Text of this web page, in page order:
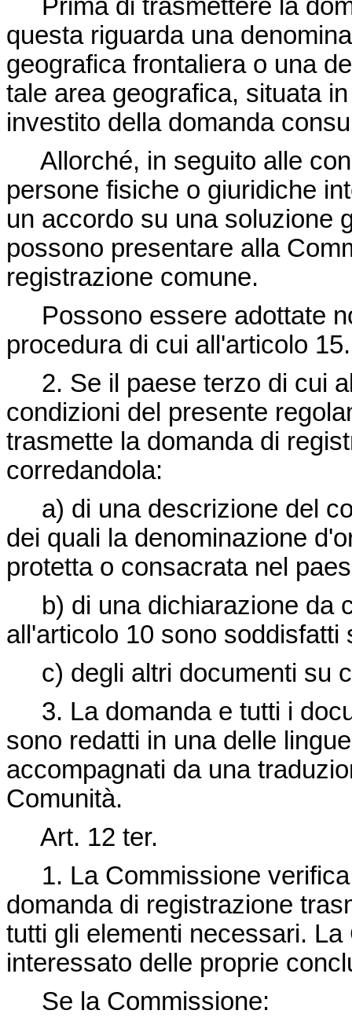
Prima di trasmettere la
questa riguarda una
geografica frontaliera o una
tale area geografica, situata
investito della domanda
Allorché, in seguito alle
persone fisiche o giuridiche
un accordo su una soluzione
possono presentare alla
registrazione comune.
Possono essere adottate
procedura di cui all'articolo 15.
2. Se il paese terzo di cui
condizioni del presente
trasmette la domanda di
corredandola:
a) di una descrizione del
dei quali la denominazione
protetta o consacrata nel
b) di una dichiarazione da
all'articolo 10 sono soddisfatti
c) degli altri documenti su
3. La domanda e tutti i
sono redatti in una delle
accompagnati da una
Comunità.
Art. 12 ter.
1. La Commissione
domanda di registrazione
tutti gli elementi necessari.
interessato delle proprie
Se la Commissione: